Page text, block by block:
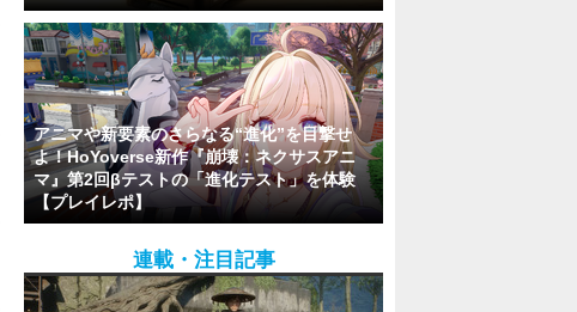
アニマや新要素のさらなる“進化”を目撃せ
よ！HoYoverse新作『崩壊：ネクサスアニ
マ』第2回βテストの「進化テスト」を体験
【プレイレポ】
連載・注目記事